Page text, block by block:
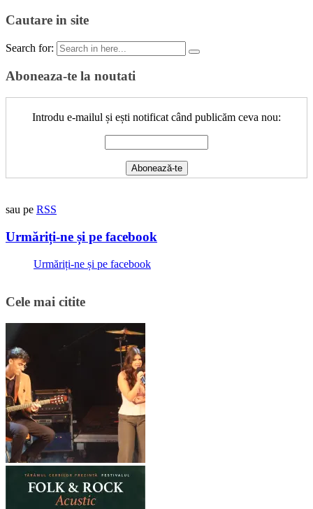
Cautare in site
Search for:
Aboneaza-te la noutati
Introdu e-mailul și ești notificat când publicăm ceva nou:
sau pe RSS
Urmăriți-ne și pe facebook
Urmăriți-ne și pe facebook
Cele mai citite